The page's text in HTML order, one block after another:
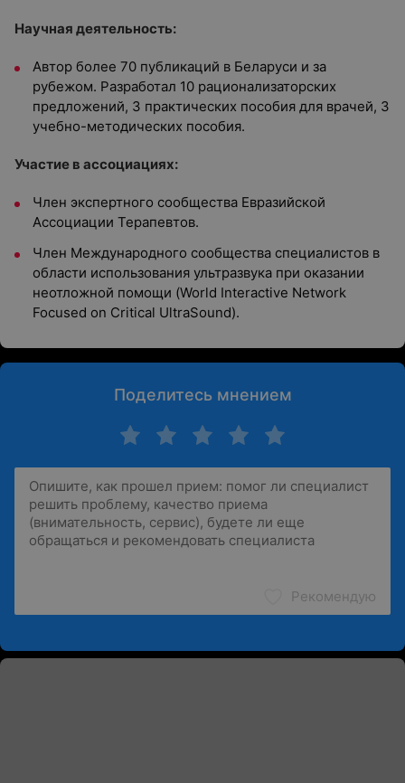
Научная деятельность:
Автор более 70 публикаций в Беларуси и за
рубежом. Разработал 10 рационализаторских
предложений, 3 практических пособия для врачей, 3
учебно-методических пособия.
Участие в ассоциациях:
Член экспертного сообщества Евразийской
Ассоциации Терапевтов.
Член Международного сообщества специалистов в
области использования ультразвука при оказании
неотложной помощи (World Interactive Network
Focused on Critical UltraSound).
Поделитесь мнением
Рекомендую